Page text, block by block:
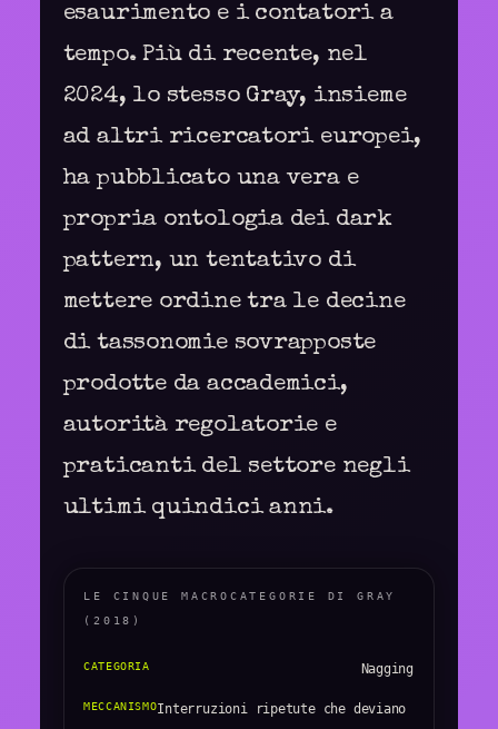
esaurimento e i contatori a
tempo. Più di recente, nel
2024, lo stesso Gray, insieme
ad altri ricercatori europei,
ha pubblicato una vera e
propria ontologia dei dark
pattern, un tentativo di
mettere ordine tra le decine
di tassonomie sovrapposte
prodotte da accademici,
autorità regolatorie e
praticanti del settore negli
ultimi quindici anni.
LE CINQUE MACROCATEGORIE DI GRAY
(2018)
Nagging
Interruzioni ripetute che deviano